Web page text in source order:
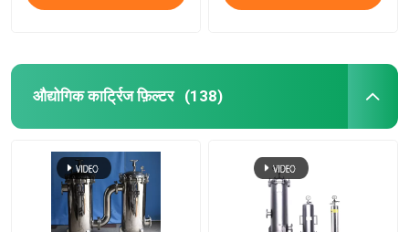
औद्योगिक कार्ट्रिज फ़िल्टर (138)